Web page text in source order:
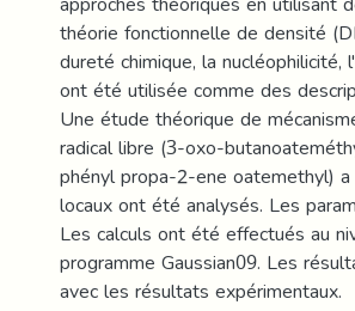
théorie fonctionnelle de densité
dureté chimique, la
ont été utilisée comme des
Une étude théorique de
radical libre (3-oxo-
phényl propa-2-ene oatemethyl)
locaux ont été analysés. Les
Les calculs ont été effectués au
programme Gaussian09. Les
avec les résultats expérimentaux.